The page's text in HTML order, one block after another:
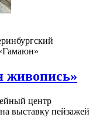
живопись»
центр
выставку пейзажей